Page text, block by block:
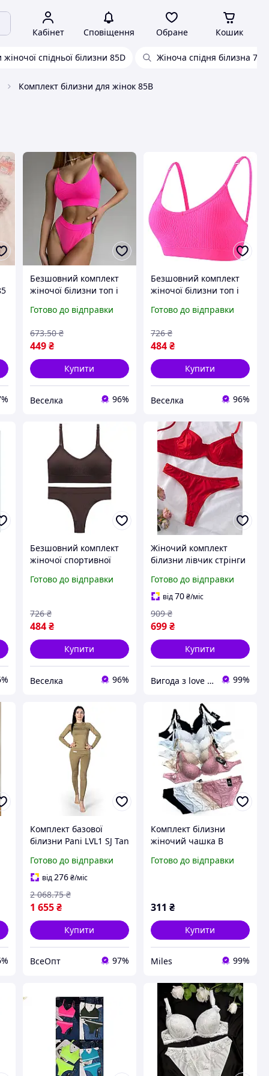
Кабінет Сповіщення Обране Кошик
спідньої білизни 85D Жіноча спідня білизна 75с
Комплект білизни для жінок 85B
Безшовний комплект
жіночої білизни топ і
активних жінок
FLAME
Готово до відправки
449 ₴
673.50 ₴
Купити
Веселка 96%
Безшовний комплект
жіночої білизни топ і
жінок рожевий
косиця FLAME
Готово до відправки
484₴
726 ₴
Купити
Веселка 96%
Безшовний комплект
жіночої спортивної
фітнесу та активного
Готово до відправки
484 ₴
726 ₴
Купити
Веселка 96%
Жіночий комплект
білизни лівчик стрінги
дівчат стильна білизна
для жінок
Готово до відправки
від70₴/міс
699₴
909 ₴
Купити
Вигода з love Lab Інтернет-магазин сміливих подарунків 99%
Комплект базової
білизни Pani LVL1 SJ Tan
Вологовідвідна,
Швидке висихання,
Антибактеріальна
Готово до відправки
від 276 ₴/міс
1 655 ₴
2 068.75 ₴
Купити
ВсеОпт 97%
Комплект білизни
жіночий чашка B
Бежевий
Готово до відправки
311 ₴
Купити
Miles 99%